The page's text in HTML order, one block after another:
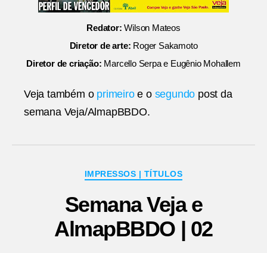
Redator: Wilson Mateos
Diretor de arte: Roger Sakamoto
Diretor de criação: Marcello Serpa e Eugênio Mohallem
Veja também o primeiroe o segundo post da
semana Veja/AlmapBBDO.
Categorias
IMPRESSOS | TÍTULOS
Semana Veja e
AlmapBBDO | 02